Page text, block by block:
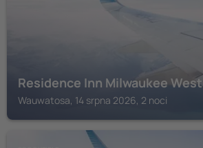
Residence Inn Milwaukee West
Wauwatosa, 14 srpna 2026, 2 noci